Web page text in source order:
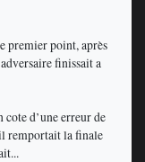
premier point, après
finissait a
d’une erreur de
remportait la finale